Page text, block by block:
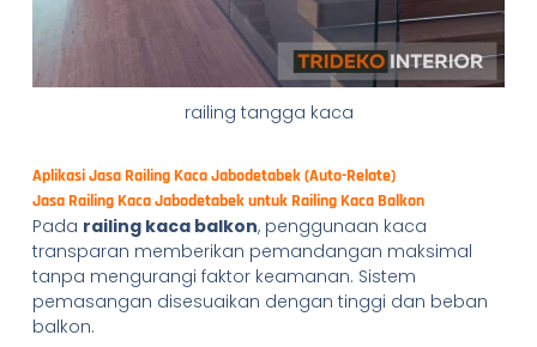
railing tangga kaca
Aplikasi Jasa Railing Kaca Jabodetabek (Auto-Relate)
Jasa Railing Kaca Jabodetabek untuk Railing Kaca Balkon
Pada railing kaca balkon, penggunaan kaca
transparan memberikan pemandangan maksimal
tanpa mengurangi faktor keamanan. Sistem
pemasangan disesuaikan dengan tinggi dan beban
balkon.